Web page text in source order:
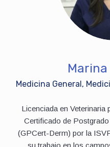
Medicina General,
Licenciada en Veterinaria
Certificado de
(GPCert-Derm) por la